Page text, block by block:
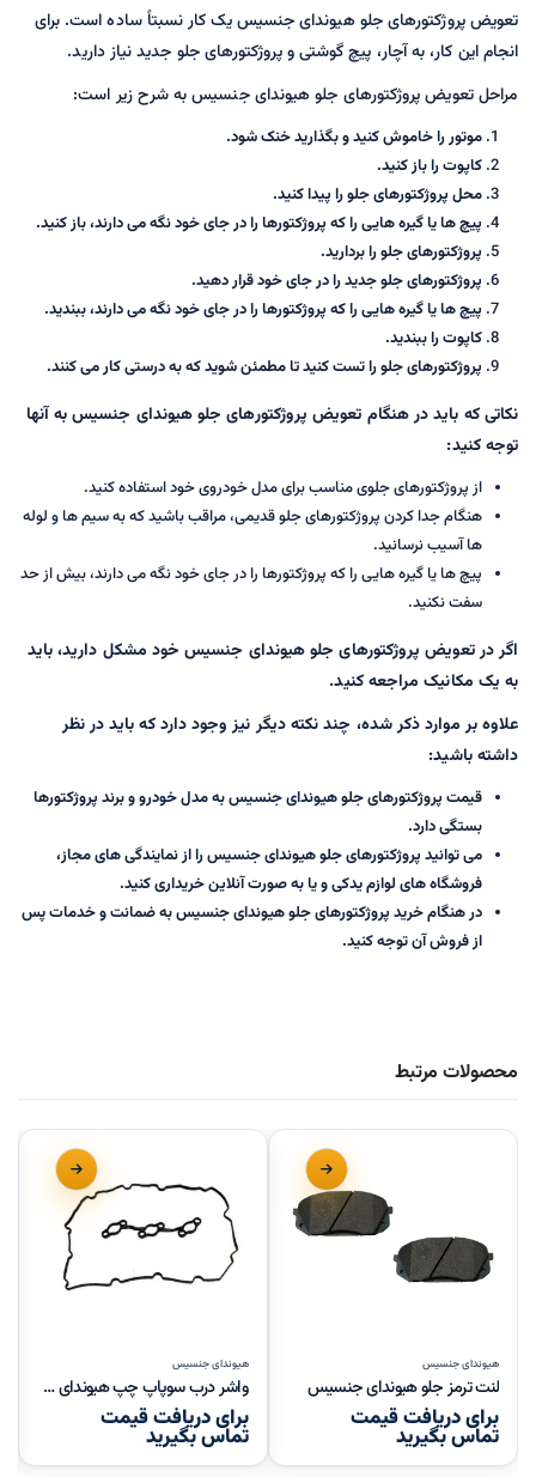
تعویض پروژکتورهای جلو هیوندای جنسیس یک کار نسبتاً ساده است. برای
انجام این کار، به آچار، پیچ گوشتی و پروژکتورهای جلو جدید نیاز دارید.
مراحل تعویض پروژکتورهای جلو هیوندای جنسیس به شرح زیر است:
موتور را خاموش کنید و بگذارید خنک شود.
کاپوت را باز کنید.
محل پروژکتورهای جلو را پیدا کنید.
پیچ ها یا گیره هایی را که پروژکتورها را در جای خود نگه می دارند، باز کنید.
پروژکتورهای جلو را بردارید.
پروژکتورهای جلو جدید را در جای خود قرار دهید.
پیچ ها یا گیره هایی را که پروژکتورها را در جای خود نگه می دارند، ببندید.
کاپوت را ببندید.
پروژکتورهای جلو را تست کنید تا مطمئن شوید که به درستی کار می کنند.
نکاتی که باید در هنگام تعویض پروژکتورهای جلو هیوندای جنسیس به آنها
توجه کنید:
از پروژکتورهای جلوی مناسب برای مدل خودروی خود استفاده کنید.
هنگام جدا کردن پروژکتورهای جلو قدیمی، مراقب باشید که به سیم ها و لوله
ها آسیب نرسانید.
پیچ ها یا گیره هایی را که پروژکتورها را در جای خود نگه می دارند، بیش از حد
سفت نکنید.
اگر در تعویض پروژکتورهای جلو هیوندای جنسیس خود مشکل دارید، باید
به یک مکانیک مراجعه کنید.
علاوه بر موارد ذکر شده، چند نکته دیگر نیز وجود دارد که باید در نظر
داشته باشید:
قیمت پروژکتورهای جلوهیوندای جنسیس به مدل خودروو برند پروژکتورها
بستگی دارد.
می توانید پروژکتورهای جلو هیوندای جنسیس را از نمایندگی های مجاز،
فروشگاه های لوازم یدکی و یا به صورت آنلاین خریداری کنید.
در هنگام خرید پروژکتورهای جلو هیوندای جنسیس به ضمانت و خدمات پس
از فروش آن توجه کنید.
محصولات مرتبط
هیوندای جنسیس
لنت ترمز جلو هیوندای جنسیس
برای دریافت قیمت
تماس بگیرید
هیوندای جنسیس
واشر درب سوپاپ چپ هیوندای جنسیس
برای دریافت قیمت
تماس بگیرید